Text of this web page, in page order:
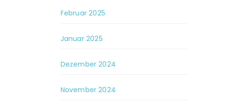
Februar 2025
Januar 2025
Dezember 2024
November 2024